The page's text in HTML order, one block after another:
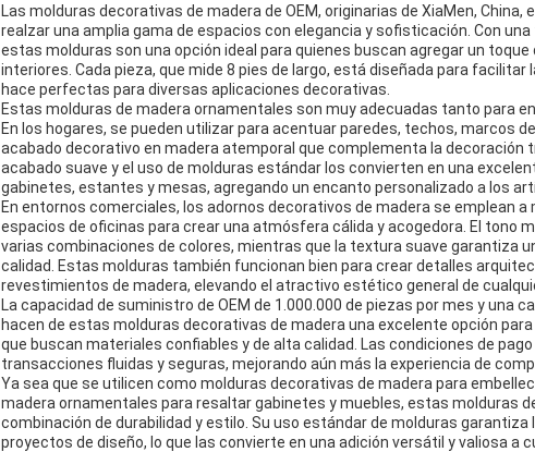
Las molduras decorativas de madera de OEM, originarias de XiaMen,
realzar una amplia gama de espacios con elegancia y sofisticación. Con
estas molduras son una opción ideal para quienes buscan agregar un
interiores. Cada pieza, que mide 8 pies de largo, está diseñada para facilitar
hace perfectas para diversas aplicaciones decorativas.
Estas molduras de madera ornamentales son muy adecuadas tanto para
En los hogares, se pueden utilizar para acentuar paredes, techos, marcos
acabado decorativo en madera atemporal que complementa la decoración
acabado suave y el uso de molduras estándar los convierten en una
gabinetes, estantes y mesas, agregando un encanto personalizado a los
En entornos comerciales, los adornos decorativos de madera se emplean
espacios de oficinas para crear una atmósfera cálida y acogedora. El tono
varias combinaciones de colores, mientras que la textura suave garantiza
calidad. Estas molduras también funcionan bien para crear detalles
revestimientos de madera, elevando el atractivo estético general de
La capacidad de suministro de OEM de 1.000.000 de piezas por mes y una
hacen de estas molduras decorativas de madera una excelente opción
que buscan materiales confiables y de alta calidad. Las condiciones de
transacciones fluidas y seguras, mejorando aún más la experiencia de
Ya sea que se utilicen como molduras decorativas de madera para
madera ornamentales para resaltar gabinetes y muebles, estas molduras
combinación de durabilidad y estilo. Su uso estándar de molduras garantiza
proyectos de diseño, lo que las convierte en una adición versátil y valiosa a